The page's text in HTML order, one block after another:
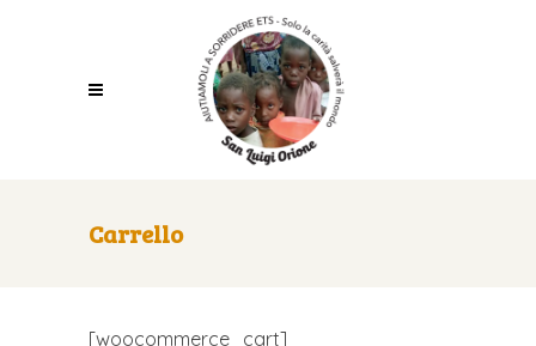
Carrello
[woocommerce_cart]